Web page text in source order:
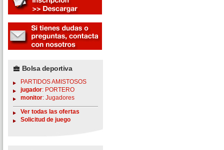
Bolsa deportiva
PARTIDOS AMISTOSOS
jugador: PORTERO
monitor: Jugadores
Ver todas las ofertas
Solicitud de juego